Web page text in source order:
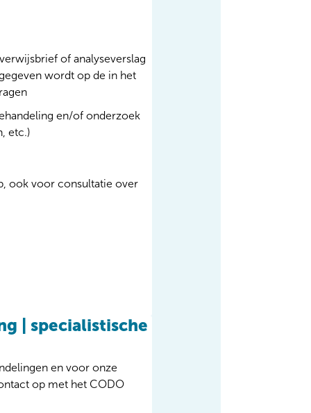
of analyseverslag
wordt op de in het
en/of onderzoek
etc.)
ook voor consultatie over
| specialistische
en voor onze
op met het CODO